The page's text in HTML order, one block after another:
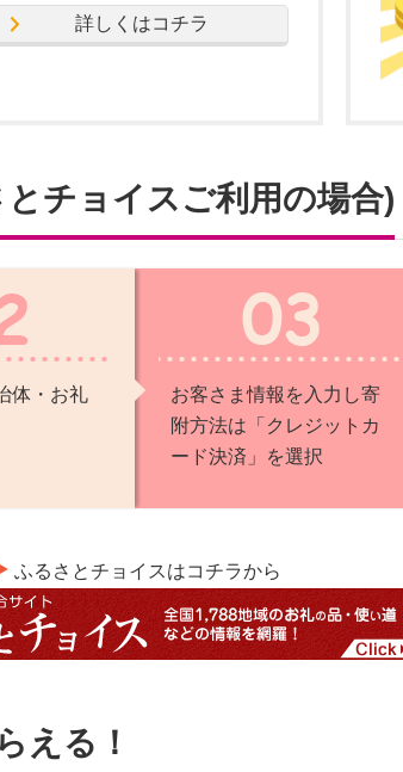
詳しくはコチラ
チョイスご利用の場合)
体・お礼
お客さま情報を入力し寄
附方法は「クレジットカ
ード決済」を選択
ふるさとチョイスはコチラから
える！